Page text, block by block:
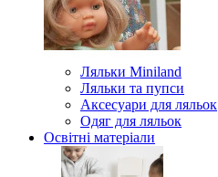
Ляльки Miniland
Ляльки та пупси
Аксесуари для ляльок
Одяг для ляльок
Освітні матеріали